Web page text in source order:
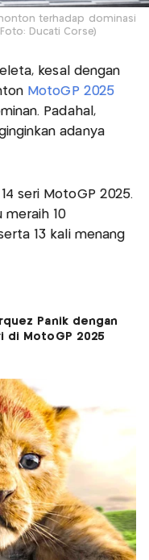
terhadap dominasi
Ducati Corse)
kesal dengan
MotoGP 2025
Padahal,
adanya
seri MotoGP 2025.
meraih 10
13 kali menang
Panik dengan
di MotoGP 2025